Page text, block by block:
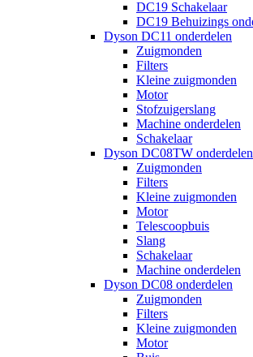
DC19 Schakelaar
DC19 Behuizings
Dyson DC11 onderdelen
Zuigmonden
Filters
Kleine zuigmonden
Motor
Stofzuigerslang
Machine onderdelen
Schakelaar
Dyson DC08TW onderdelen
Zuigmonden
Filters
Kleine zuigmonden
Motor
Telescoopbuis
Slang
Schakelaar
Machine onderdelen
Dyson DC08 onderdelen
Zuigmonden
Filters
Kleine zuigmonden
Motor